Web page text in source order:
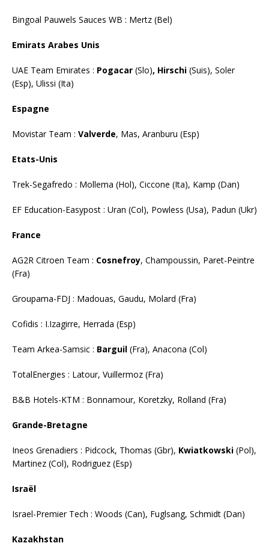
Bingoal Pauwels Sauces WB : Mertz (Bel)
Emirats Arabes Unis
UAE Team Emirates : Pogacar (Slo), Hirschi (Suis), Soler
(Esp), Ulissi (Ita)
Espagne
Movistar Team : Valverde, Mas, Aranburu (Esp)
Etats-Unis
Trek-Segafredo : Mollema (Hol), Ciccone (Ita), Kamp (Dan)
EF Education-Easypost : Uran (Col), Powless (Usa), Padun (Ukr)
France
AG2R Citroen Team : Cosnefroy, Champoussin, Paret-Peintre
(Fra)
Groupama-FDJ : Madouas, Gaudu, Molard (Fra)
Cofidis : I.Izagirre, Herrada (Esp)
Team Arkea-Samsic : Barguil (Fra), Anacona (Col)
TotalEnergies : Latour, Vuillermoz (Fra)
B&B Hotels-KTM : Bonnamour, Koretzky, Rolland (Fra)
Grande-Bretagne
Ineos Grenadiers : Pidcock, Thomas (Gbr), Kwiatkowski (Pol),
Martinez (Col), Rodriguez (Esp)
Israël
Israel-Premier Tech : Woods (Can), Fuglsang, Schmidt (Dan)
Kazakhstan